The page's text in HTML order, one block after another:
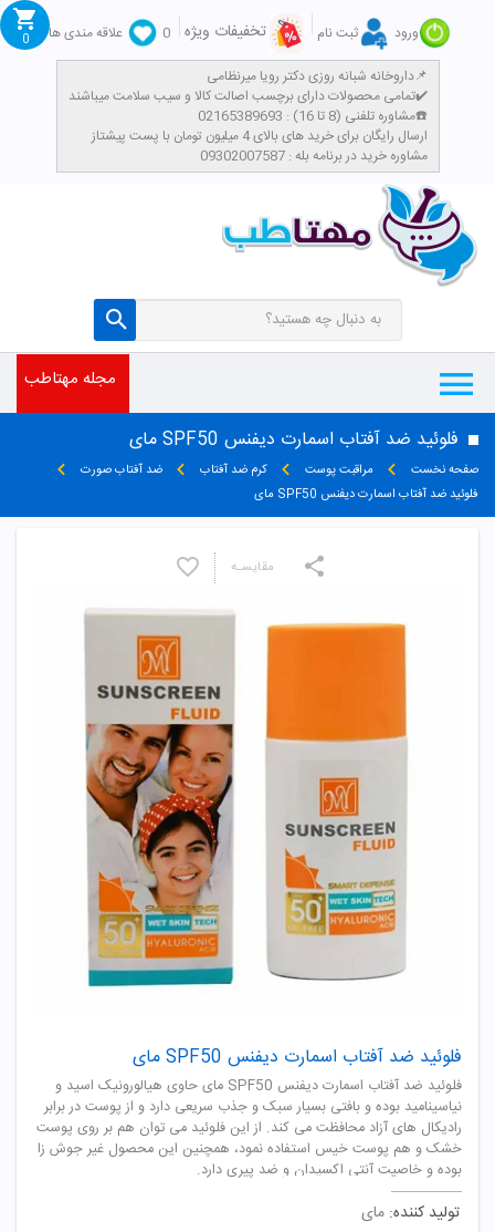
ورود ثبت نام تخفیفات ویژه 0
علاقه مندی ها
داروخانه شبانه روزی دکتر رویا میرنظامی📌
تمامی محصولات دارای برچسب اصالت کالا و سیب سلامت میباشند✔️
مشاوره تلفنی (8 تا 16) : 02165389693☎️
​ارسال رایگان برای خرید های بالای 4 میلیون تومان با پست پیشتاز
مشاوره خرید در برنامه بله : 09302007587
0
مجله مهتاطب
فلوئید ضد آفتاب اسمارت دیفنس SPF50 مای
صفحه نخست مراقبت پوست کرم ضد آفتاب
ضد آفتاب صورت
فلوئید ضد آفتاب اسمارت دیفنس SPF50 مای
فلوئید ضد آفتاب اسمارت دیفنس SPF50 مای
فلوئید ضد آفتاب اسمارت دیفنس SPF50 مای حاوی هیالورونیک اسید و
نیاسینامید بوده و بافتی بسیار سبک و جذب سریعی دارد و از پوست در برابر
رادیکال های آزاد محافظت می کند. از این فلوئید می توان هم بر روی پوست
خشک و هم پوست خیس استفاده نمود، همچنین این محصول غیر جوش زا
بوده و خاصیت آنتی اکسیدان و ضد پیری دارد.
تولید کننده: مای
مقایسـه